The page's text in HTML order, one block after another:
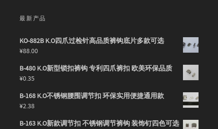
最新产品
KO-882B K.O四爪过检针高品质裤钩底片多款可选
¥88.00
B-480 K.O新型锁扣裤钩 专利四爪裤扣 欧美环保品质
¥0.35
B-168 K.O不锈钢腰围调节扣 环保实用便捷通用款
¥2.38
B-163 K.O新款调节扣 不锈钢调节裤钩 装饰钉四色可选